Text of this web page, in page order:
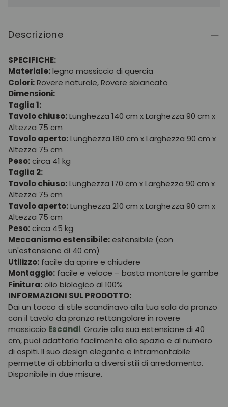
Descrizione
SPECIFICHE:
Materiale:legno massiccio di quercia
Colori:Rovere naturale, Rovere sbiancato
Dimensioni:
Taglia 1:
Tavolo chiuso:Lunghezza 140 cm x Larghezza 90 cm x
Altezza 75 cm
Tavolo aperto:Lunghezza 180 cm x Larghezza 90 cm x
Altezza 75 cm
Peso:circa 41 kg
Taglia 2:
Tavolo chiuso:Lunghezza 170 cm x Larghezza 90 cm x
Altezza 75 cm
Tavolo aperto:Lunghezza 210 cm x Larghezza 90 cm x
Altezza 75 cm
Peso:circa 45 kg
Meccanismo estensibile:estensibile (con
un'estensione di 40 cm)
Utilizzo: facile da aprire e chiudere
Montaggio: facile e veloce – basta montare le gambe
Finitura:olio biologico al 100%
INFORMAZIONI SUL PRODOTTO:
Dai un tocco di stile scandinavo alla tua sala da pranzo
con il tavolo da pranzo rettangolare in rovere
massiccio Escandi. Grazie alla sua estensione di 40
cm, puoi adattarla facilmente allo spazio e al numero
di ospiti. Il suo design elegante e intramontabile
permette di abbinarla a diversi stili di arredamento.
Disponibile in due misure.